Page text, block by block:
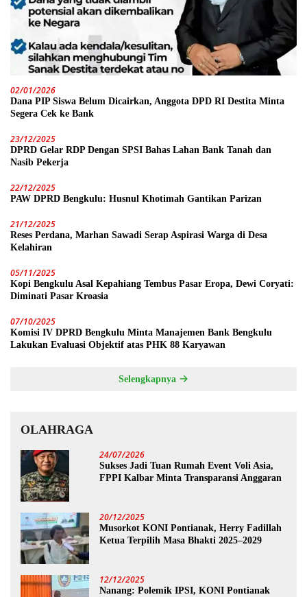
02/01/2026
Dana PIP Siswa Belum Dicairkan, Anggota DPD RI Destita Minta
Segera Cek ke Bank
23/12/2025
DPRD Gelar RDP Dengan SPSI Bahas Lahan Bank Tanah dan
Nasib Pekerja
22/12/2025
PAW DPRD Bengkulu: Husnul Khotimah Gantikan Parizan
21/12/2025
Reses Perdana, Marhan Sawadi Serap Aspirasi Warga di Desa
Kelahiran
05/11/2025
Kopi Bengkulu Asal Kepahiang Tembus Pasar Eropa, Dewi Coryati:
Diminati Pasar Kroasia
07/10/2025
Komisi IV DPRD Bengkulu Minta Manajemen Bank Bengkulu
Lakukan Evaluasi Objektif atas PHK 88 Karyawan
Selengkapnya
OLAHRAGA
24/07/2026
Sukses Jadi Tuan Rumah Event Voli Asia,
FPPI Kalbar Minta Transparansi Anggaran
20/12/2025
Musorkot KONI Pontianak, Herry Fadillah
Ketua Terpilih Masa Bhakti 2025–2029
12/12/2025
Nanang: Polemik IPSI, KONI Pontianak